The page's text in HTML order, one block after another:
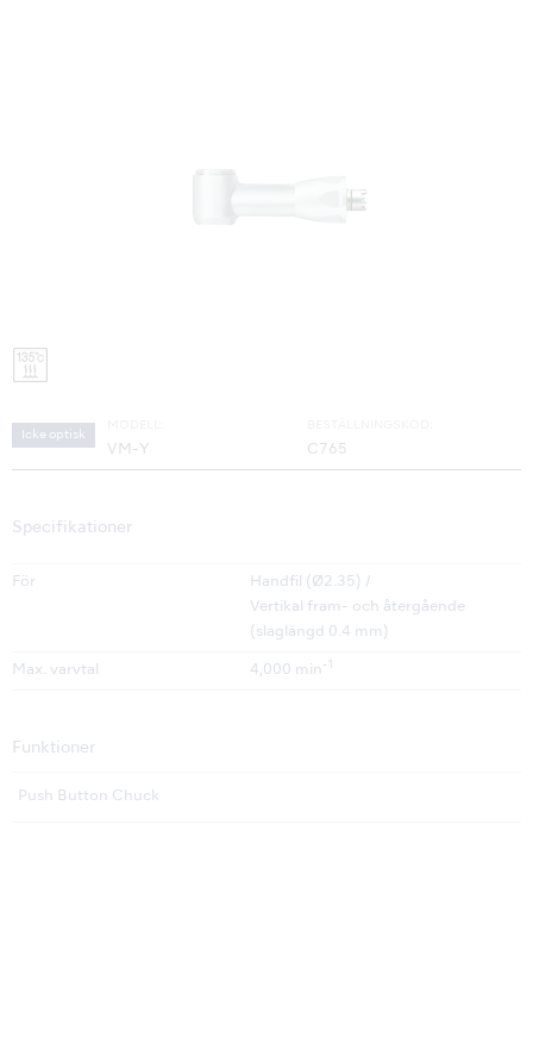
Icke optisk
VM-Y C765
Specifikationer
För
Handfil (Ø2.35) /
Vertikal fram- och återgående
(slaglängd 0.4 mm)
Max. varvtal 4,000 min -1
Funktioner
Push Button Chuck